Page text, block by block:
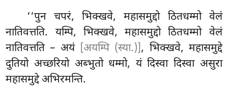
‘‘पुन चपरं, भिक्खवे, महासमुद्दो ठितधम्मो वेलं
नातिवत्तति. यम्पि, भिक्खवे, महासमुद्दो ठितधम्मो वेलं
नातिवत्तति – अयं [अयम्पि (स्या.)], भिक्खवे, महासमुद्दे
दुतियो अच्छरियो अब्भुतो धम्मो, यं दिस्वा दिस्वा असुरा
महासमुद्दे अभिरमन्ति.